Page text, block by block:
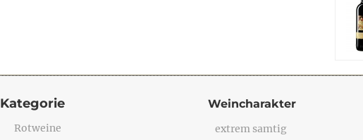
Kategorie
Rotweine
Weincharakter
extrem samtig